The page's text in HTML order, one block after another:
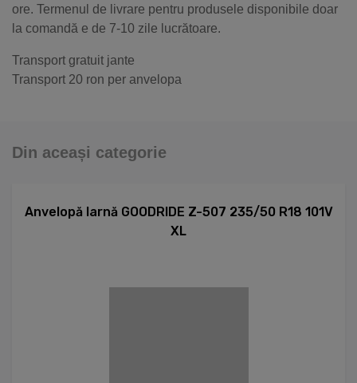
ore. Termenul de livrare pentru produsele disponibile doar
la comandă e de 7-10 zile lucrătoare.
Transport gratuit jante
Transport 20 ron per anvelopa
Din aceași categorie
Anvelopă Iarnă GOODRIDE Z-507 235/50 R18 101V
XL